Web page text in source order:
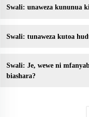
Swali: unaweza kununua
Swali: tunaweza kutoa
Swali: Je, wewe ni
biashara?